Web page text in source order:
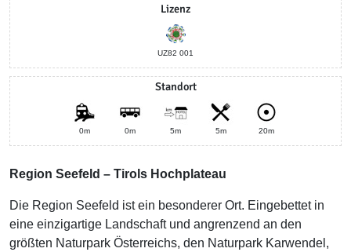
Lizenz
UZ82 001
Standort
0m 0m 5m 5m 20m
Region Seefeld – Tirols Hochplateau
Die Region Seefeld ist ein besonderer Ort. Eingebettet in
eine einzigartige Landschaft und angrenzend an den
größten Naturpark Österreichs, den Naturpark Karwendel,